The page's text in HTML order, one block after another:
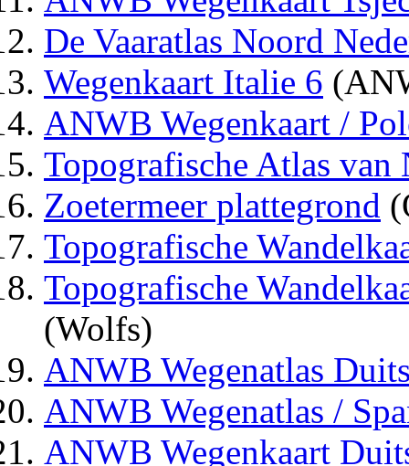
De Vaaratlas Noord
Wegenkaart Italie 6
ANWB Wegenkaart /
Topografische Atlas
Zoetermeer plattegrond
Topografische
Topografische
(Wolfs)
ANWB Wegenatlas
ANWB Wegenatlas /
ANWB Wegenkaart